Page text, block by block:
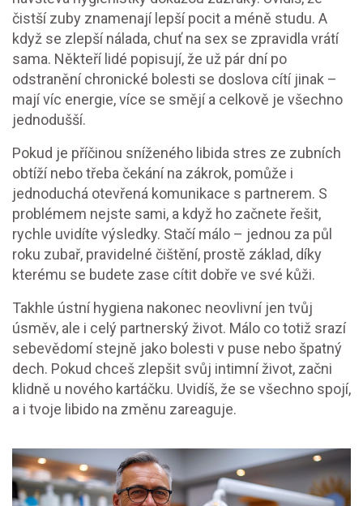
čistší zuby znamenají lepší pocit a méně studu. A
když se zlepší nálada, chuť na sex se zpravidla vrátí
sama. Někteří lidé popisují, že už pár dní po
odstranění chronické bolesti se doslova cítí jinak –
mají víc energie, více se smějí a celkově je všechno
jednodušší.
Pokud je příčinou sníženého libida stres ze zubních
obtíží nebo třeba čekání na zákrok, pomůže i
jednoduchá otevřená komunikace s partnerem. S
problémem nejste sami, a když ho začnete řešit,
rychle uvidíte výsledky. Stačí málo – jednou za půl
roku zubař, pravidelné čištění, prostě základ, díky
kterému se budete zase cítit dobře ve své kůži.
Takhle ústní hygiena nakonec neovlivní jen tvůj
úsměv, ale i celý partnerský život. Málo co totiž srazí
sebevědomí stejně jako bolesti v puse nebo špatný
dech. Pokud chceš zlepšit svůj intimní život, začni
klidně u nového kartáčku. Uvidíš, že se všechno spojí,
a i tvoje libido na změnu zareaguje.